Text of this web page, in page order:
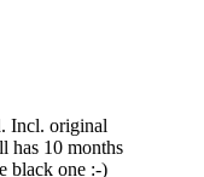
Incl. original
has 10 months
black one :-)